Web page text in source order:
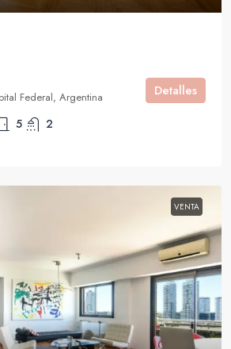
Federal, Argentina
5 2
Detalles
VENTA